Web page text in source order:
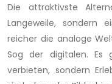
Die attraktivste
Langeweile, sondern
reicher die analoge
Sog der digitalen.
verbieten, sondern